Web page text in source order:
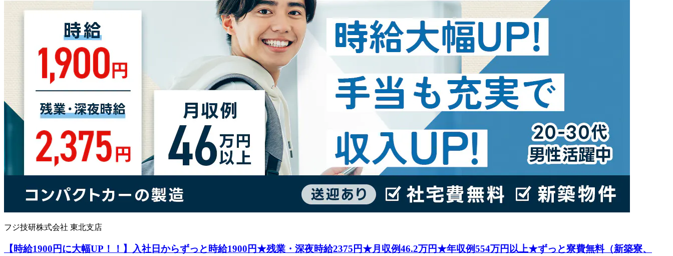
フジ技研株式会社 東北支店
【時給1900円に大幅UP！！】入社日からずっと時給1900円★残業・深夜時給2375円★月収例46.2万円★年収例554万円以上★ずっと寮費無料（新築寮、